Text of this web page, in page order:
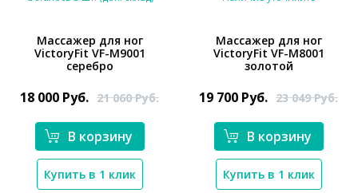
*}
Массажер для ног
VictoryFit VF-M9001
серебро
18 000 Руб. 21 060Руб.
В корзину
Купить в 1 клик
*}
Массажер для ног
VictoryFit VF-M8001
золотой
19 700 Руб. 23 049Руб.
В корзину
Купить в 1 клик